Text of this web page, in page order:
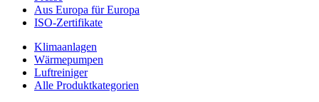
Aus Europa für Europa
ISO-Zertifikate
Klimaanlagen
Wärmepumpen
Luftreiniger
Alle Produktkategorien